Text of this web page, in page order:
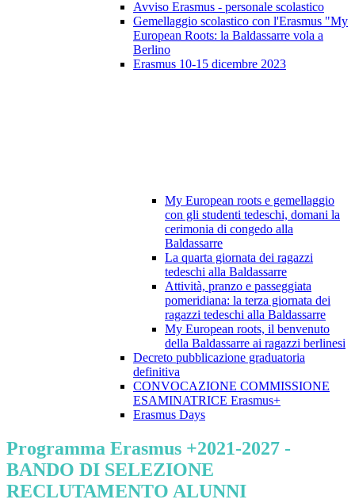
Avviso Erasmus - personale scolastico
Gemellaggio scolastico con l'Erasmus "My
European Roots: la Baldassarre vola a
Berlino
Erasmus 10-15 dicembre 2023
My European roots e gemellaggio
con gli studenti tedeschi, domani la
cerimonia di congedo alla
Baldassarre
La quarta giornata dei ragazzi
tedeschi alla Baldassarre
Attività, pranzo e passeggiata
pomeridiana: la terza giornata dei
ragazzi tedeschi alla Baldassarre
My European roots, il benvenuto
della Baldassarre ai ragazzi berlinesi
Decreto pubblicazione graduatoria
definitiva
CONVOCAZIONE COMMISSIONE
ESAMINATRICE Erasmus+
Erasmus Days
Programma Erasmus +2021-2027 -
BANDO DI SELEZIONE
RECLUTAMENTO ALUNNI